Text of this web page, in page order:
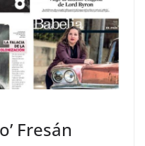
Fresán